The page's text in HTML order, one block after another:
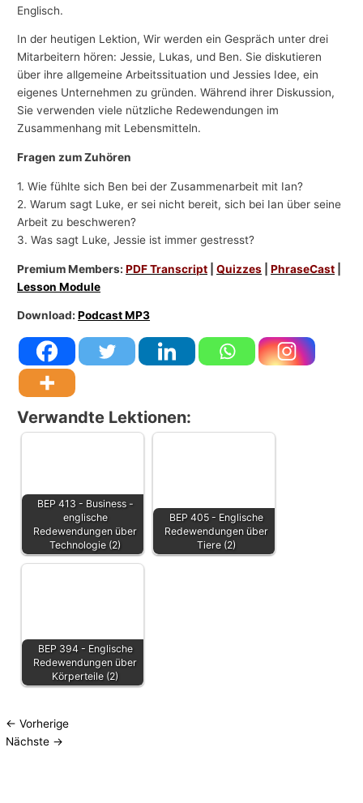
Englisch.
In der heutigen Lektion, Wir werden ein Gespräch unter drei
Mitarbeitern hören: Jessie, Lukas, und Ben. Sie diskutieren
über ihre allgemeine Arbeitssituation und Jessies Idee, ein
eigenes Unternehmen zu gründen. Während ihrer Diskussion,
Sie verwenden viele nützliche Redewendungen im
Zusammenhang mit Lebensmitteln.
Fragen zum Zuhören
1. Wie fühlte sich Ben bei der Zusammenarbeit mit Ian?
2. Warum sagt Luke, er sei nicht bereit, sich bei Ian über seine
Arbeit zu beschweren?
3. Was sagt Luke, Jessie ist immer gestresst?
Premium Members:PDF Transcript |Quizzes |PhraseCast
Lesson Module
Download:Podcast MP3
Verwandte Lektionen:
BEP 413 - Business -
englische
Redewendungen über
Technologie (2)
BEP 405 - Englische
Redewendungen über
Tiere (2)
BEP 394 - Englische
Redewendungen über
Körperteile (2)
← Vorherige
Nächste →